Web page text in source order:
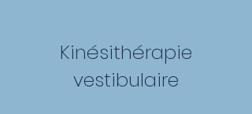
Kinésithérapie
vestibulaire